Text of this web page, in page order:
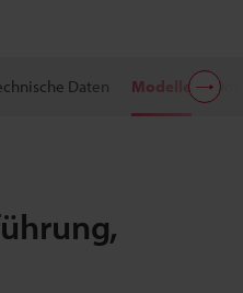
Daten Modelle